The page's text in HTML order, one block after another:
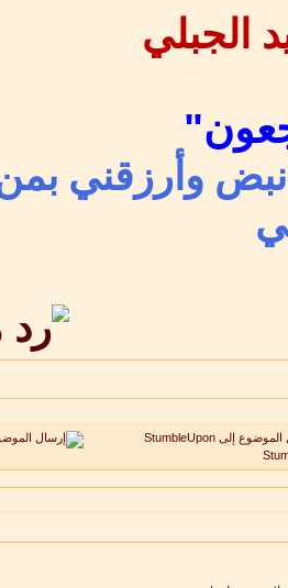
وأرزقني